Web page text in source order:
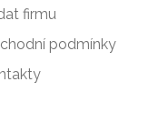
firmu
podmínky